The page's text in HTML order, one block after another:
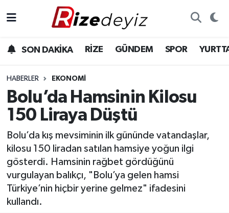
SON DAKİKA RİZE GÜNDEM SPOR
HABERLER EKONOMI
Bolu’da Hamsinin Kilosu
150 Liraya Düştü
Bolu’da kış mevsiminin ilk gününde vatandaşlar,
kilosu 150 liradan satılan hamsiye yoğun ilgi
gösterdi. Hamsinin rağbet gördüğünü
vurgulayan balıkçı, "Bolu’ya gelen hamsi
Türkiye’nin hiçbir yerine gelmez" ifadesini
kullandı.
Gündem
Yurttan Haberler
Ekonomi
Teknoloji
Rize Hava Durumu
Rize Trafik Yoğunluk Haritası
Süper Lig Puan Durumu ve Fikstür
Tüm Manşetler
Son Dakika Haberleri
Haber Arşivi